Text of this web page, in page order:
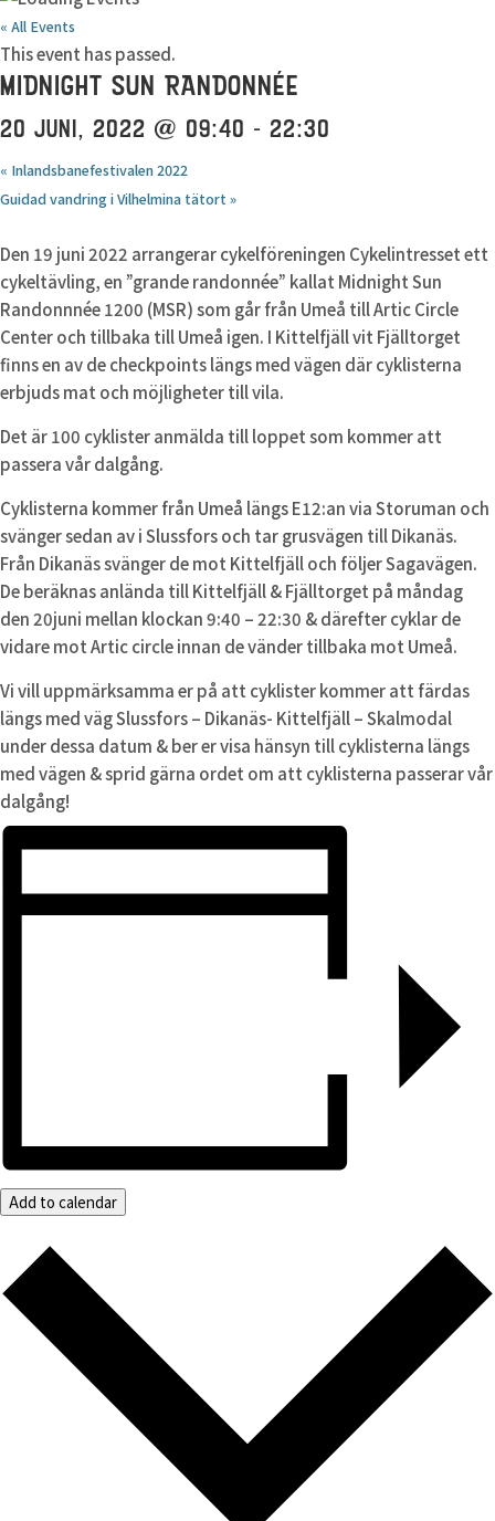
« All Events
This event has passed.
MIDNIGHT SUN RANDONNÉE
20 JUNI, 2022 @ 09:40 - 22:30
« Inlandsbanefestivalen 2022
Guidad vandring i Vilhelmina tätort »
Den 19 juni 2022 arrangerar cykelföreningen Cykelintresset ett
cykeltävling, en ”grande randonnée” kallat Midnight Sun
Randonnnée 1200 (MSR) som går från Umeå till Artic Circle
Center och tillbaka till Umeå igen. I Kittelfjäll vit Fjälltorget
finns en av de checkpoints längs med vägen där cyklisterna
erbjuds mat och möjligheter till vila.
Det är 100 cyklister anmälda till loppet som kommer att
passera vår dalgång.
Cyklisterna kommer från Umeå längs E12:an via Storuman och
svänger sedan av i Slussfors och tar grusvägen till Dikanäs.
Från Dikanäs svänger de mot Kittelfjäll och följer Sagavägen.
De beräknas anlända till Kittelfjäll & Fjälltorget på måndag
den 20juni mellan klockan 9:40 – 22:30 & därefter cyklar de
vidare mot Artic circle innan de vänder tillbaka mot Umeå.
Vi vill uppmärksamma er på att cyklister kommer att färdas
längs med väg Slussfors – Dikanäs- Kittelfjäll – Skalmodal
under dessa datum & ber er visa hänsyn till cyklisterna längs
med vägen & sprid gärna ordet om att cyklisterna passerar vår
dalgång!
Add to calendar